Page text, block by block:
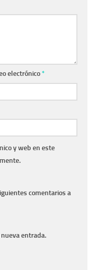
electrónico*
y web en este
comentarios a
entrada.